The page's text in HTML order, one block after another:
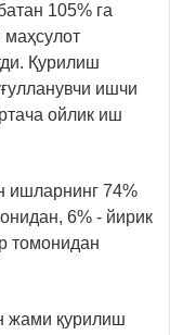
105% га
Қурилиш
ишчи
ойлик иш
ишларнинг 74%
6% - йирик
томонидан
жами қурилиш